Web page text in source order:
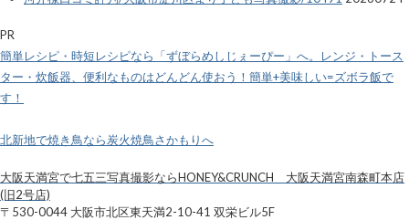
PR
簡単レシピ・時短レシピなら「ずぼらめしじぇーぴー」へ。レンジ・トース
ター・炊飯器、便利なものはどんどん使おう！簡単+美味しい=ズボラ飯で
す！
北新地で焼き鳥なら炭火焼鳥さかもりへ
大阪天満宮で七五三写真撮影ならHONEY&CRUNCH 大阪天満宮南森町本店
(旧2号店)
〒530-0044 大阪市北区東天満2-10-41 双栄ビル5F